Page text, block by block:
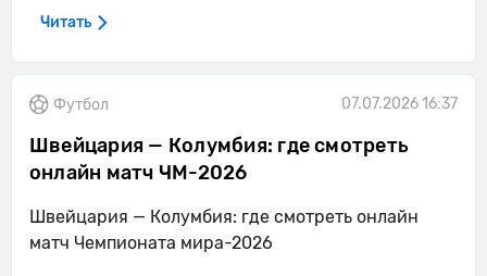
Читать
Футбол 07.07.2026 16:37
Швейцария — Колумбия: где смотреть
онлайн матч ЧМ-2026
Швейцария — Колумбия: где смотреть онлайн
матч Чемпионата мира-2026